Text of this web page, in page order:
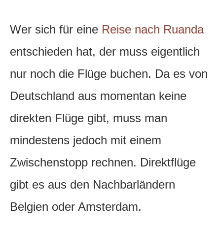
Wer sich für eine Reise nach Ruanda
entschieden hat, der muss eigentlich
nur noch die Flüge buchen. Da es von
Deutschland aus momentan keine
direkten Flüge gibt, muss man
mindestens jedoch mit einem
Zwischenstopp rechnen. Direktflüge
gibt es aus den Nachbarländern
Belgien oder Amsterdam.